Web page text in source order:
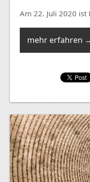
Am 22. Juli 2020 ist
mehr erfahren